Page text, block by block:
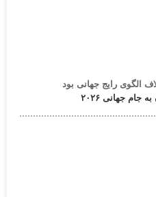
الگوی رایج جهانی بود
جهانی ۲۰۲۶